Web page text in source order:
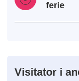
ferie
Visitator i